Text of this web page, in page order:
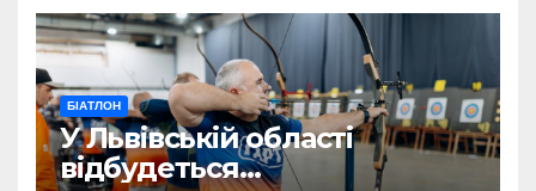
БІАТЛОН
У Львівській області
відбудеться